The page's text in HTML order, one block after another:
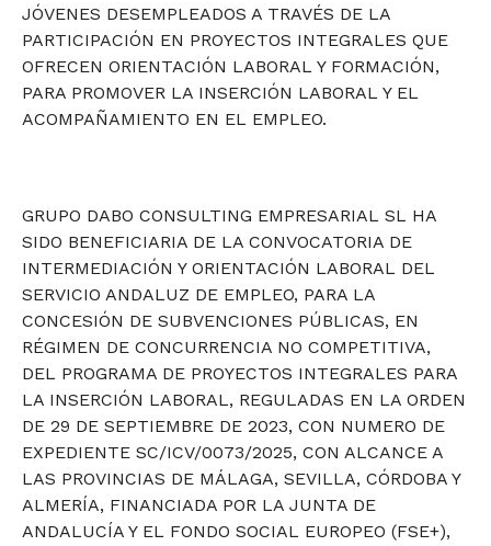
JÓVENES DESEMPLEADOS A TRAVÉS DE LA
PARTICIPACIÓN EN PROYECTOS INTEGRALES QUE
OFRECEN ORIENTACIÓN LABORAL Y FORMACIÓN,
PARA PROMOVER LA INSERCIÓN LABORAL Y EL
ACOMPAÑAMIENTO EN EL EMPLEO.
GRUPO DABO CONSULTING EMPRESARIAL SL HA
SIDO BENEFICIARIA DE LA CONVOCATORIA DE
INTERMEDIACIÓN Y ORIENTACIÓN LABORAL DEL
SERVICIO ANDALUZ DE EMPLEO, PARA LA
CONCESIÓN DE SUBVENCIONES PÚBLICAS, EN
RÉGIMEN DE CONCURRENCIA NO COMPETITIVA,
DEL PROGRAMA DE PROYECTOS INTEGRALES PARA
LA INSERCIÓN LABORAL, REGULADAS EN LA ORDEN
DE 29 DE SEPTIEMBRE DE 2023, CON NUMERO DE
EXPEDIENTE SC/ICV/0073/2025, CON ALCANCE A
LAS PROVINCIAS DE MÁLAGA, SEVILLA, CÓRDOBA Y
ALMERÍA, FINANCIADA POR LA JUNTA DE
ANDALUCÍA Y EL FONDO SOCIAL EUROPEO (FSE+),